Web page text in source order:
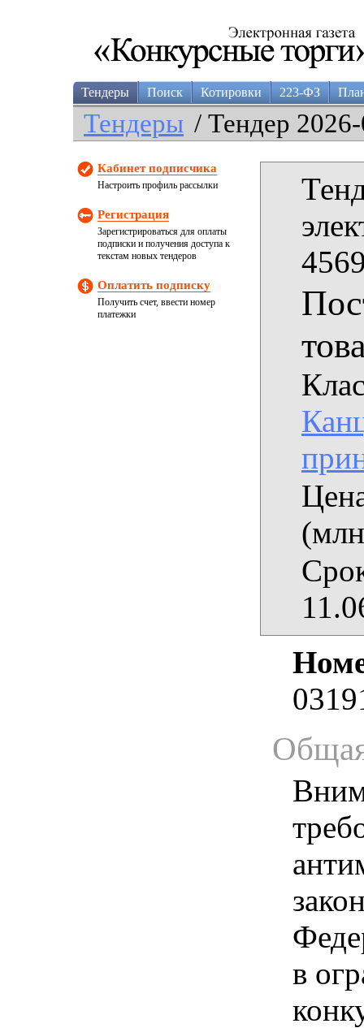
Тендеры Поиск Котировки 223-ФЗ
Тендеры / Тендер
Кабинет подписчика
Настроить профиль рассылки
Регистрация
Зарегистрироваться для оплаты
подписки и получения доступа к
текстам новых тендеров
Оплатить подписку
Получить счет, ввести номер
платежки
в